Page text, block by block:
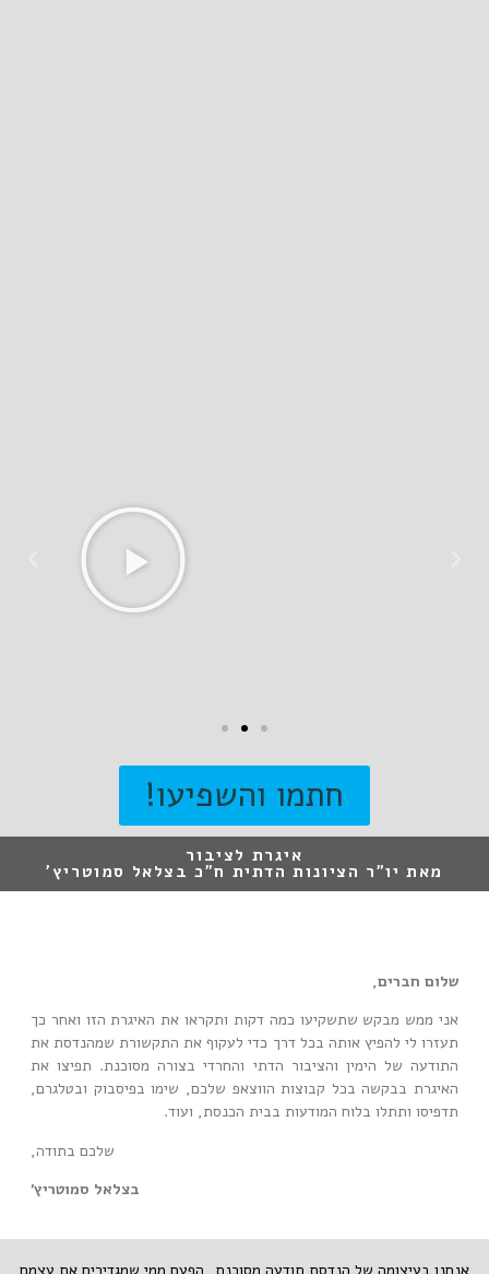
חתמו והשפיעו!
איגרת לציבור
מאת יו"ר הציונות הדתית ח"כ בצלאל סמוטריץ'
שלום חברים,
אני ממש מבקש שתשקיעו כמה דקות ותקראו את האיגרת הזו ואחר כך
תעזרו לי להפיץ אותה בכל דרך כדי לעקוף את התקשורת שמהנדסת את
התודעה של הימין והציבור הדתי והחרדי בצורה מסוכנת. תפיצו את
האיגרת בבקשה בכל קבוצות הווצאפ שלכם, שימו בפיסבוק ובטלגרם,
תדפיסו ותתלו בלוח המודעות בבית הכנסת, ועוד.
שלכם בתודה,
בצלאל סמוטריץ'
אנחנו בעיצומה של הנדסת תודעה מסוכנת, הפעם ממי שמגדירים את עצמם